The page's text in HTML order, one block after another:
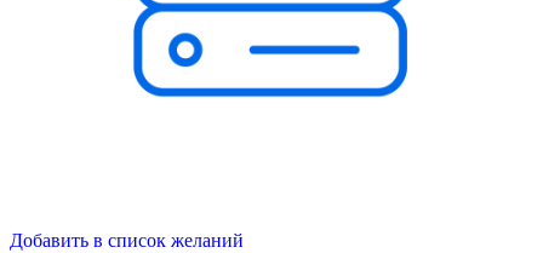
Добавить в список желаний